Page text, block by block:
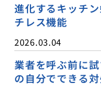
進化するキッチ
チレス機能
2026.03.04
業者を呼ぶ前に
の自分でできる